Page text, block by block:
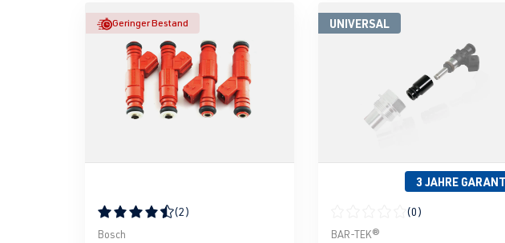
Geringer Bestand
Durchschnittliche Bewertung von 4.5 von 5 Sternen
(2)
Bosch
UNIVERSAL
3 JAHRE
Durchschnittliche Bewertung
(0)
BAR-TEK®